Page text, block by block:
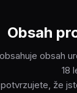
Obsah
obsah
18
že